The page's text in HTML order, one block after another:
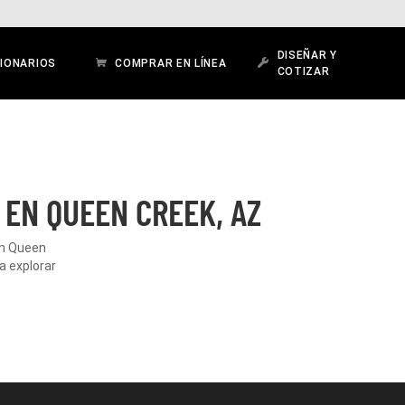
COMPRAR EN LÍNEA
DISEÑAR Y
COTIZAR
QUEEN CREEK, AZ
Queen
explorar